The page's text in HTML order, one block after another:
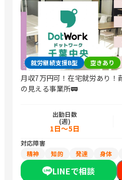
就労継続支援B型 空きあり
月収7万円可！在宅就労あり！
の見える事業所🚃
出勤日数
(週)
1日～5日
対応障害
精神
知的 発達 身体
LINEで相談